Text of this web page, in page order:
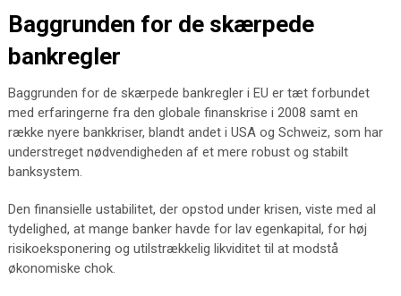
Baggrunden for de skærpede
bankregler
Baggrunden for de skærpede bankregler i EU er tæt forbundet
med erfaringerne fra den globale finanskrise i 2008 samt en
række nyere bankkriser, blandt andet i USA og Schweiz, som har
understreget nødvendigheden af et mere robust og stabilt
banksystem.
Den finansielle ustabilitet, der opstod under krisen, viste med al
tydelighed, at mange banker havde for lav egenkapital, for høj
risikoeksponering og utilstrækkelig likviditet til at modstå
økonomiske chok.